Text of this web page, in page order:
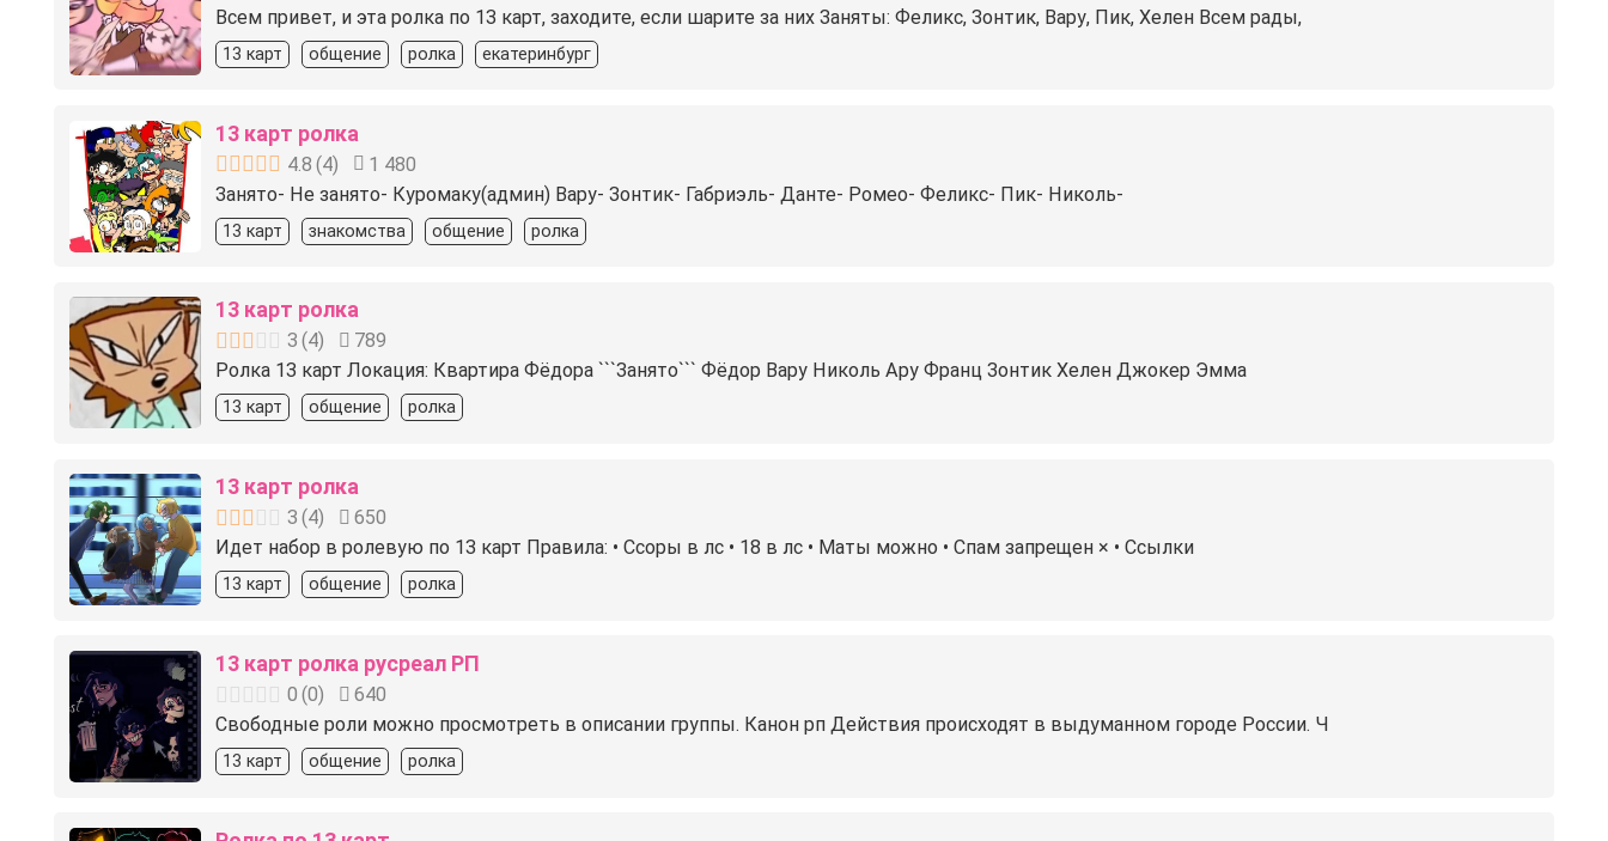
Всем привет, и эта ролка по 13 карт, заходите, если шарите за них Заняты: Феликс, Зонтик, Вару, Пик, Хелен Всем рады,
13 карт общение ролка екатеринбург
13 карт ролка
4.8 (4)
1 480
Занято- Не занято- Куромаку(админ) Вару- Зонтик- Габриэль- Данте- Ромео- Феликс- Пик- Николь-
13 карт знакомства общение ролка
13 карт ролка
3 (4)
789
Ролка 13 карт Локация: Квартира Фёдора ```Занято``` Фёдор Вару Николь Ару Франц Зонтик Хелен Джокер Эмма
13 карт общение ролка
13 карт ролка
3 (4)
650
Идет набор в ролевую по 13 карт Правила: • Ссоры в лс • 18 в лс • Маты можно • Спам запрещен × • Ссылки
13 карт общение ролка
13 карт ролка русреал РП
0 (0)
640
Свободные роли можно просмотреть в описании группы. Канон рп Действия происходят в выдуманном городе России. Ч
13 карт общение ролка